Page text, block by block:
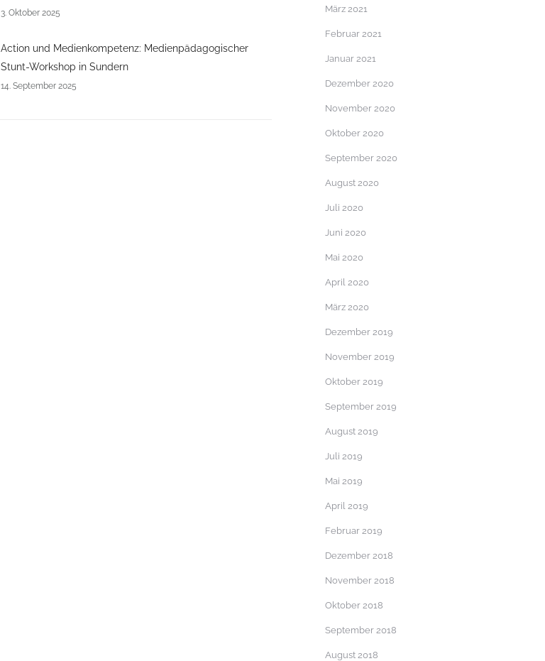
3. Oktober 2025
Action und Medienkompetenz: Medienpädagogischer
Stunt-Workshop in Sundern
14. September 2025
März 2021
Februar 2021
Januar 2021
Dezember 2020
November 2020
Oktober 2020
September 2020
August 2020
Juli 2020
Juni 2020
Mai 2020
April 2020
März 2020
Dezember 2019
November 2019
Oktober 2019
September 2019
August 2019
Juli 2019
Mai 2019
April 2019
Februar 2019
Dezember 2018
November 2018
Oktober 2018
September 2018
August 2018